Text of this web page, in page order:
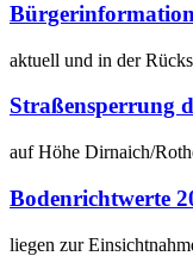
aktuell und in der
Straßensperrung
auf Höhe Dirnaich/
Bodenrichtwerte
liegen zur